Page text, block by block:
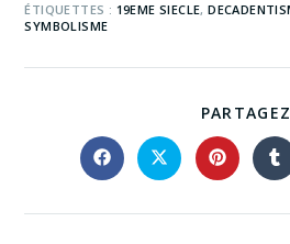
ÉTIQUETTES : 19EME SIECLE,
SYMBOLISME
PARTAGEZ